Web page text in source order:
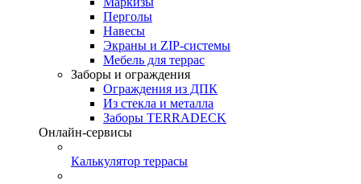
Перголы
Навесы
Экраны и ZIP-системы
Мебель для террас
Заборы и ограждения
Ограждения из ДПК
Из стекла и металла
Заборы TERRADECK
Онлайн-сервисы
Калькулятор террасы